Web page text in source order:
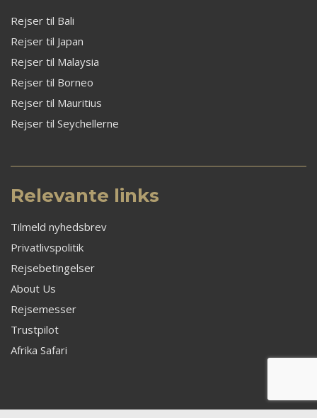
Rejser til Bali
Rejser til Japan
Rejser til Malaysia
Rejser til Borneo
Rejser til Mauritius
Rejser til Seychellerne
Relevante links
Tilmeld nyhedsbrev
Privatlivspolitik
Rejsebetingelser
About Us
Rejsemesser
Trustpilot
Afrika Safari